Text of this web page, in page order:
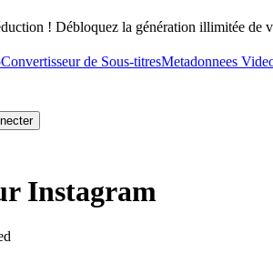
! Débloquez la génération illimitée de
Convertisseur de Sous-titresMetadonnees
Instagram